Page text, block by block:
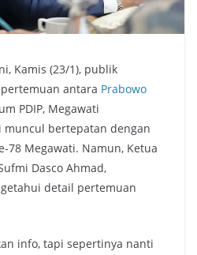
Kamis (23/1), publik
antara Prabowo
PDIP, Megawati
muncul bertepatan dengan
78 Megawati. Namun, Ketua
Dasco Ahmad,
detail pertemuan
info, tapi sepertinya nanti